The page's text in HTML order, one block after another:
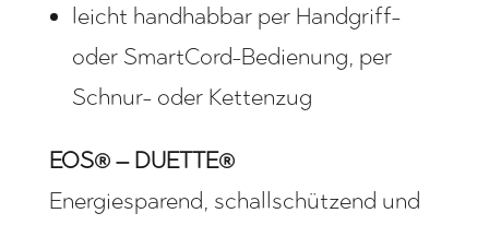
leicht handhabbar per Handgriff-
oder SmartCord-Bedienung, per
Schnur- oder Kettenzug
EOS® – DUETTE®
Energiesparend, schallschützend und